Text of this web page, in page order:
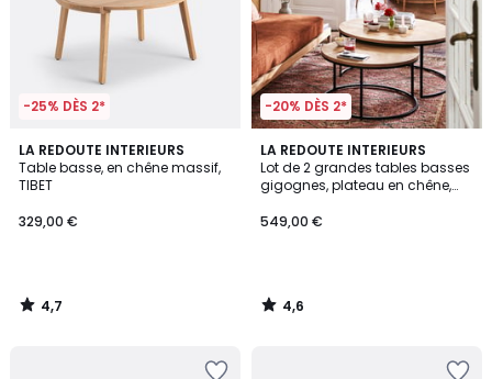
-25% DÈS 2*
LA REDOUTE INTERIEURS
Table basse, en chêne massif,
TIBET
329,00 €
4,7
/ 5
4,7
/
-20% DÈS 2*
LA REDOUTE INTERIEURS
Lot de 2 grandes tables basses
gigognes, plateau en chêne,
549,00 €
4,6
/ 5
4,6
/